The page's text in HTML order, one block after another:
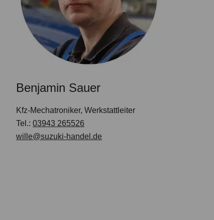
Benjamin Sauer
Kfz-Mechatroniker, Werkstattleiter
Tel.: 03943 265526
wille@suzuki-handel.de